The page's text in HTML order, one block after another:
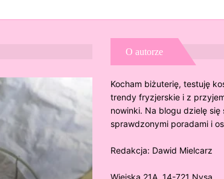
O autorze
Kocham biżuterię, testuję
trendy fryzjerskie i z
nowinki. Na blogu dzielę się
sprawdzonymi poradami i
Redakcja: Dawid Mielcarz
Wiejska 21A, 14-721 Nysa